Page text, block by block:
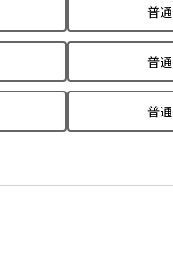
普通
普通
普通